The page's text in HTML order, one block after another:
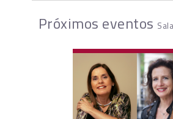
Próximos eventos